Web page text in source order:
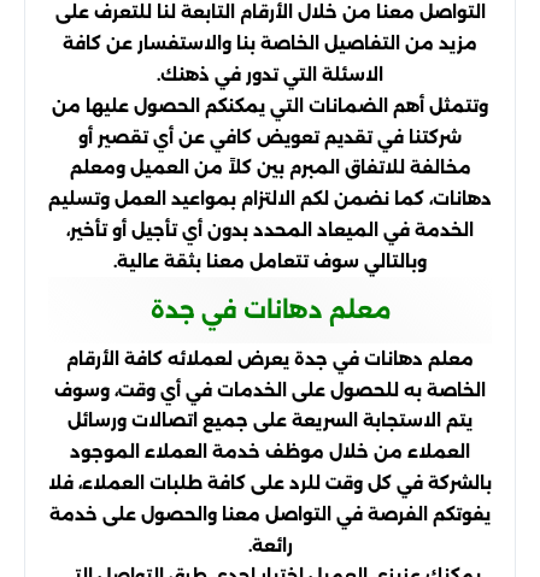
التواصل معنا من خلال الأرقام التابعة لنا للتعرف على
مزيد من التفاصيل الخاصة بنا والاستفسار عن كافة
الاسئلة التي تدور في ذهنك.
وتتمثل أهم الضمانات التي يمكنكم الحصول عليها من
شركتنا في تقديم تعويض كافي عن أي تقصير أو
مخالفة للاتفاق المبرم بين كلاً من العميل ومعلم
دهانات، كما نضمن لكم الالتزام بمواعيد العمل وتسليم
الخدمة في الميعاد المحدد بدون أي تأجيل أو تأخير،
وبالتالي سوف تتعامل معنا بثقة عالية.
معلم دهانات في جدة
معلم دهانات في جدة يعرض لعملائه كافة الأرقام
الخاصة به للحصول على الخدمات في أي وقت، وسوف
يتم الاستجابة السريعة على جميع اتصالات ورسائل
العملاء من خلال موظف خدمة العملاء الموجود
بالشركة في كل وقت للرد على كافة طلبات العملاء، فلا
يفوتكم الفرصة في التواصل معنا والحصول على خدمة
رائعة.